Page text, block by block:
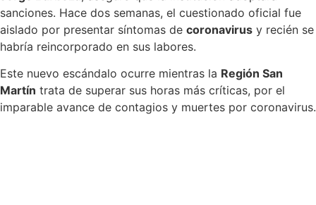
sanciones. Hace dos semanas, el cuestionado oficial fue
aislado por presentar síntomas de coronavirus y recién se
habría reincorporado en sus labores.
Este nuevo escándalo ocurre mientras la Región San
Martín trata de superar sus horas más críticas, por el
imparable avance de contagios y muertes por coronavirus.